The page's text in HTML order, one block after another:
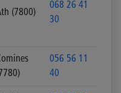
(7800)
068 26 41
30
056 56 11
40